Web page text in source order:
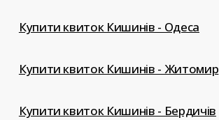
Купити квиток Кишинів - Одеса
Купити квиток Кишинів - Житомир
Купити квиток Кишинів - Бердичів